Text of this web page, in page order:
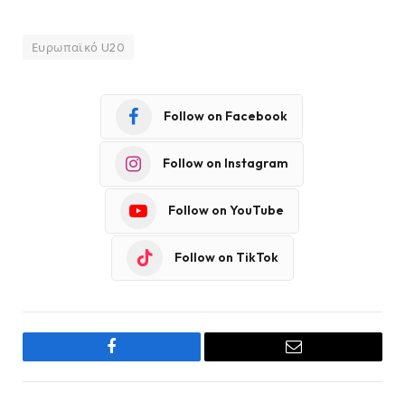
Ευρωπαϊκό U20
Follow on Facebook
Follow on Instagram
Follow on YouTube
Follow on TikTok
Facebook Email